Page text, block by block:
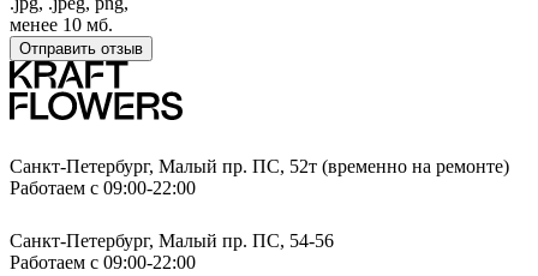
менее 10 мб.
Отправить отзыв
Санкт-Петербург, Малый пр. ПС, 52т (временно на ремонте)
Работаем с 09:00-22:00
Санкт-Петербург, Малый пр. ПС, 54-56
Работаем с 09:00-22:00